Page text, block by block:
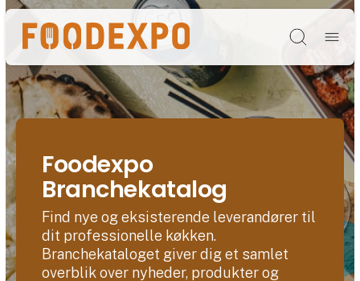
Søg
Foodexpo
Branchekatalog
Find nye og eksisterende leverandører til
dit professionelle køkken.
Branchekataloget giver dig et samlet
overblik over nyheder, produkter og